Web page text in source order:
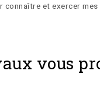
connaître et exercer
vous